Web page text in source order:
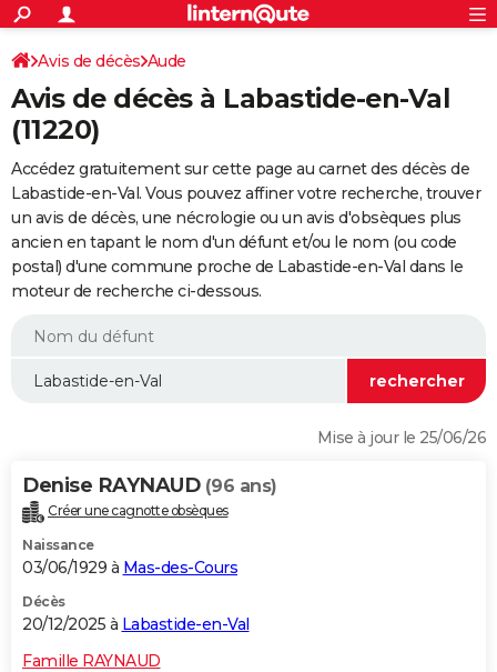
ACTUALITÉS
Politique
Société
Faits Divers
Education
Monde
Villes
+
SPORT
Coupe du monde 2026
Football
Tennis
Cyclisme
Rugby
Forum
FINANCE
Retraite
Impôts
Epargne
Immobilier
Risques naturels par ville
Banque
Assurance
Crédit
Essais
Réserver un essai
Citadines
Berlines
SUV
Forum auto
+
HIGH-TECH
Mobiles
Meilleur smartphone
Internet
Ordinateurs
Jeux vidéo
Guide high-tech
+BRICOLAGE
Forum
Aménagement intérieur
Extérieur
Cuisine
Salle de bains
Jardinage
Rangement
WEEK-END
Guides de France
Escapades
Patrimoine
Expositions
Musées
Week-end nature
LIFESTYLE
Alimentation
Guide de la santé
Maladies
Médicaments
Sommeil
VOYAGE
Destinations
City break
Voyage nature
Voyage de noces
Forum
Climat
+PHOTO
GUIDES D'ACHAT
BONS PLANS
CARTE DE VOEUX
Avis de décès Aude
Avis de décès à Labastide-en-Val
(11220)
Accédez gratuitement sur cette page au carnet des décès de
Labastide-en-Val. Vous pouvez affiner votre recherche, trouver
un avis de décès, une nécrologie ou un avis d'obsèques plus
ancien en tapant le nom d'un défunt et/ou le nom (ou code
postal) d'une commune proche de Labastide-en-Val dans le
moteur de recherche ci-dessous.
Mise à jour le 25/06/26
Denise RAYNAUD (96 ans)
Créer une cagnotte obsèques
Naissance
03/06/1929 à Mas-des-Cours
Décès
20/12/2025 à Labastide-en-Val
Famille RAYNAUD